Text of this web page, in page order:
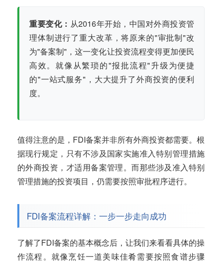
重要变化： 从2016年开始，中国对外商投资管
理体制进行了重大改革，将原来的"审批制"改
为"备案制"，这一变化让投资流程变得更加便民
高效。就像从繁琐的"报批流程"升级为便捷
的"一站式服务"，大大提升了外商投资的便利
度。
值得注意的是，FDI备案并非所有外商投资都需要。根
据现行规定，只有不涉及国家实施准入特别管理措施
的外商投资，才适用备案管理。而那些涉及准入特别
管理措施的投资项目，仍需要按照审批程序进行。
FDI备案流程详解：一步一步走向成功
了解了FDI备案的基本概念后，让我们来看看具体的操
作流程。就像烹饪一道美味佳肴需要按照食谱步骤